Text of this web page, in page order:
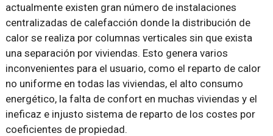
actualmente existen gran número de instalaciones
centralizadas de calefacción donde la distribución de
calor se realiza por columnas verticales sin que exista
una separación por viviendas. Esto genera varios
inconvenientes para el usuario, como el reparto de calor
no uniforme en todas las viviendas, el alto consumo
energético, la falta de confort en muchas viviendas y el
ineficaz e injusto sistema de reparto de los costes por
coeficientes de propiedad.